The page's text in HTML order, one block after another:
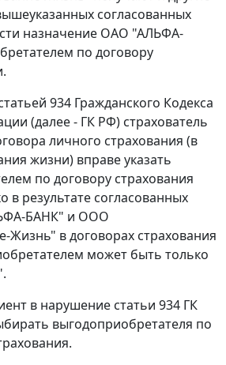
согласованных
назначение ОАО "АЛЬФА-
по договору
934 Гражданского Кодекса
(далее - ГК РФ) страхователь
личного страхования (в
жизни) вправе указать
по договору страхования
результате согласованных
БАНК" и ООО
Жизнь" в договорах страхования
может быть только
в нарушение статьи 934 ГК
выгодоприобретателя по